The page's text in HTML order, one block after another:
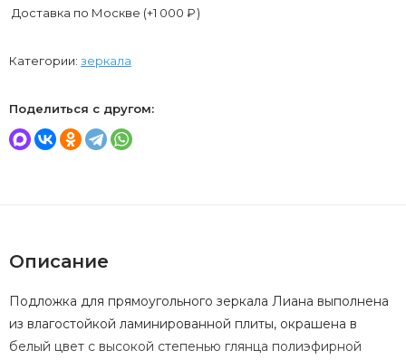
Доставка по Москве (+1 000 ₽)
Категории: зеркала
Поделиться с другом:
Описание
Подложка для прямоугольного зеркала Лиана выполнена
из влагостойкой ламинированной плиты, окрашена в
белый цвет с высокой степенью глянца полиэфирной